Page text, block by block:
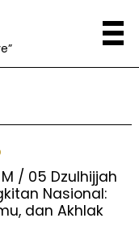
/ 05 Dzulhijjah
Nasional:
dan Akhlak